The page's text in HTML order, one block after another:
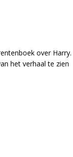
over Harry.
het verhaal te zien